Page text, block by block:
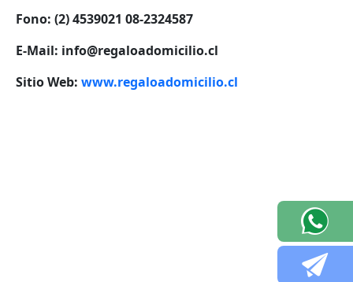
Fono: (2) 4539021 08-2324587
E-Mail: info@regaloadomicilio.cl
Sitio Web: www.regaloadomicilio.cl